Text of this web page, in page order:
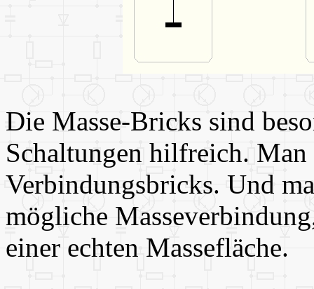
Die Masse-Bricks sind
Schaltungen hilfreich. Man
Verbindungsbricks. Und
mögliche
einer echten Massefläche.